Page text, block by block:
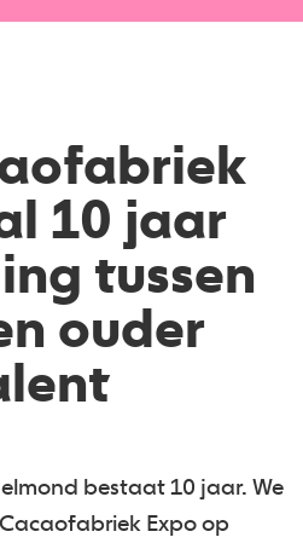
10 jaar
tussen
ouder
bestaat 10 jaar. We
Expo op